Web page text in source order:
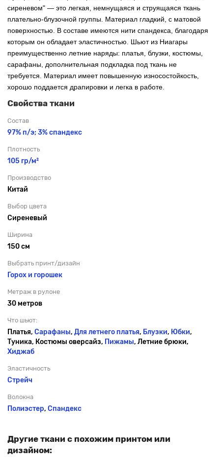
сиреневом" — это легкая, немнущаяся и струящаяся ткань
плательно-блузочной группы. Материал гладкий, с матовой
поверхностью. В составе имеются нити спандекса, благодаря
которым он обладает эластичностью. Шьют из Ниагары
преимущественно летние наряды: платья, блузки, костюмы,
сарафаны, дополнительная подкладка под ткань не
требуется. Материал имеет повышенную износостойкость,
хорошо поддается драпировки и легка в работе.
Свойства ткани
Состав
97% п/э; 3% спандекс
Плотность
105 гр/м²
Производство
Китай
Выбор цвета
Сиреневый
Ширина
150 см
Выбрать принт/дизайн
Горох и горошек
Метраж в рулоне
30 метров
Что шьют:
Платья, Сарафаны, Для летнего платья, Блузки, Юбки,
Туника, Костюмы оверсайз, Пижамы, Летние брюки,
Хиджаб
Эластичность
Стрейч
Волокна
Полиэстер, Спандекс
Другие ткани с похожим принтом или
дизайном: